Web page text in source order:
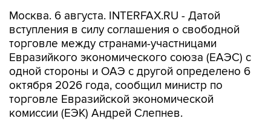
Москва. 6 августа. INTERFAX.RU - Датой
вступления в силу соглашения о свободной
торговле между странами-участницами
Евразийкого экономического союза (ЕАЭС) с
одной стороны и ОАЭ с другой определено 6
октября 2026 года, сообщил министр по
торговле Евразийской экономической
комиссии (ЕЭК) Андрей Слепнев.